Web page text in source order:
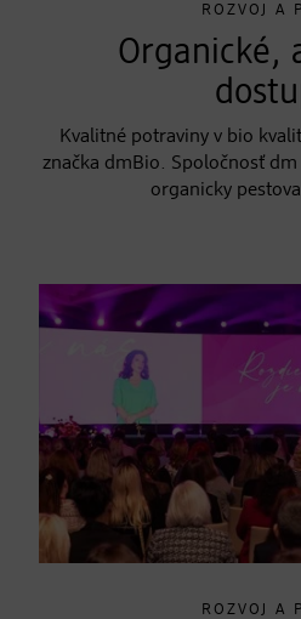
ROZVOJ A
Organické,
Kvalitné potraviny v bio
značka dmBio. Spoločnosť
organicky
ROZVOJ A